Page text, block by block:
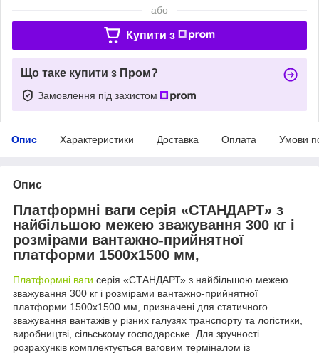
або
Купити з
Що таке купити з Пром?
Замовлення під захистом
Опис Характеристики Доставка Оплата Умови
Опис
Платформні ваги серія «СТАНДАРТ» з
найбільшою межею зважування 300 кг і
розмірами вантажно-прийнятної
платформи 1500х1500 мм,
Платформні ваги серія «СТАНДАРТ» з найбільшою межею
зважування 300 кг і розмірами вантажно-прийнятної
платформи 1500х1500 мм, призначені для статичного
зважування вантажів у різних галузях транспорту та логістики,
виробництві, сільському господарське. Для зручності
розрахунків комплектується ваговим терміналом із